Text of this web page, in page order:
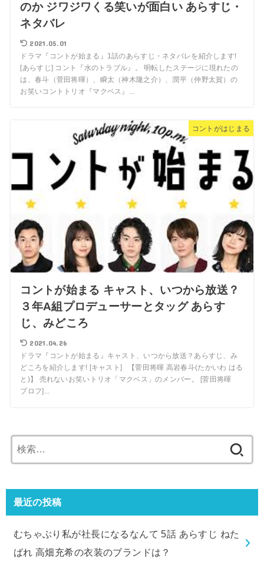
のか ジワジワくる笑いが面白い あらすじ・
ネタバレ
2021.05.01
ドラマ『コントが始まる』1話のあらすじ・ネタバレを紹介します!
[あらすじ] コント『水のトラブル』。 明転したステージに現れたの
は、春斗（菅田将暉）、瞬太（神木隆之介）、潤平（仲野太賀）の
お笑いコントトリオ『マクベス』...
コントがはじまる
コントが始まる キャスト、いつから放送？
３年A組プロデューサーとタッグ あらす
じ、みどころ
2021.04.26
ドラマ『コントが始まる』キャスト、いつから放送？あらすじ、み
どころを紹介します! [キャスト] 【菅田将暉 高岩春斗(たかいわ はる
と)】 売れないお笑いトリオ「マクベス」のメンバー。 [菅田将暉
プロフ]...
索:
最近の投稿
むちゃぶり私が社長になるなんて 5話 あらすじ ねた
ばれ 高畑充希の衣装のブランドは？